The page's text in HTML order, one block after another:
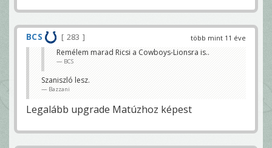
több mint 11 éve
BCS
283
Remélem marad Ricsi a Cowboys-Lionsra is..
BCS
Szaniszló lesz.
Bazzani
Legalább upgrade Matúzhoz képest